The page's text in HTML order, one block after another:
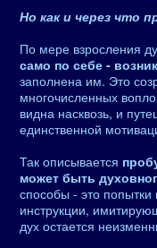
Но как и через что
По мере взросления
само по себе -
заполнена им. Это
многочисленных
видна насквозь, и
единственной
Так описывается
может быть
способы - это
инструкции,
дух остается